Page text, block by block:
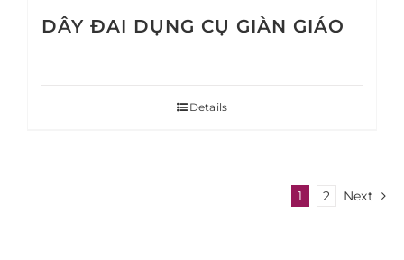
DÂY ĐAI DỤNG CỤ GIÀN GIÁO
Details
1 2 Next